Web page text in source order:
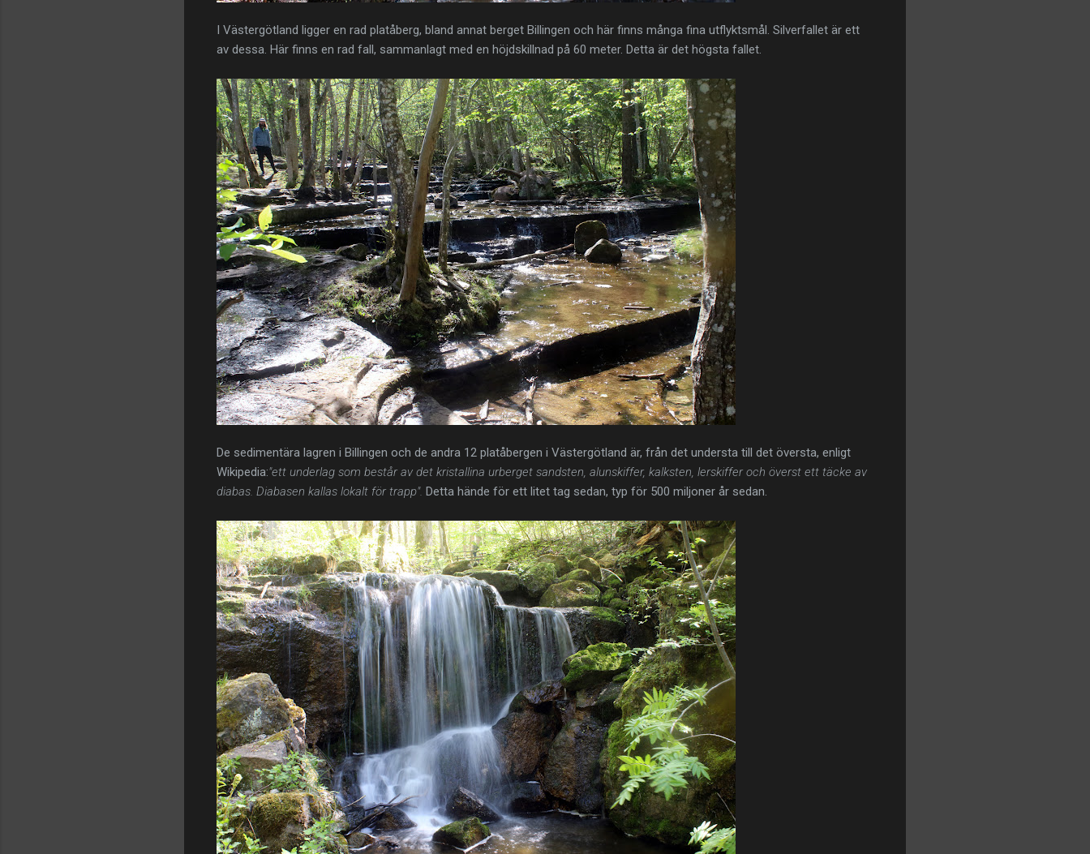
I Västergötland ligger en rad platåberg, bland annat berget Billingen och här finns många fina utflyktsmål. Silverfallet är ett
av dessa. Här finns en rad fall, sammanlagt med en höjdskillnad på 60 meter. Detta är det högsta fallet.
De sedimentära lagren i Billingen och de andra 12 platåbergen i Västergötland är, från det understa till det översta, enligt
Wikipedia:"ett underlag som består av det kristallina urberget sandsten, alunskiffer, kalksten, lerskiffer och överst ett täcke av
diabas. Diabasen kallas lokalt för trapp". Detta hände för ett litet tag sedan, typ för 500 miljoner år sedan.